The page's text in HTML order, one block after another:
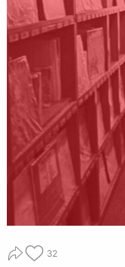
32